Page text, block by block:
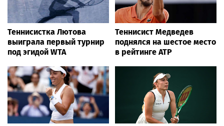
Теннисистка Лютова
выиграла первый турнир
под эгидой WTA
Теннисист Медведев
поднялся на шестое место
в рейтинге ATP